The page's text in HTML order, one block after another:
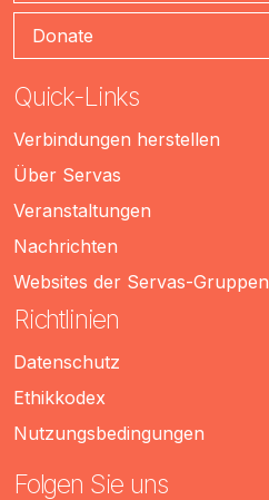
Donate
Quick-Links
Verbindungen herstellen
Über Servas
Veranstaltungen
Nachrichten
Websites der Servas-Gruppen
Richtlinien
Datenschutz
Ethikkodex
Nutzungsbedingungen
Folgen Sie uns